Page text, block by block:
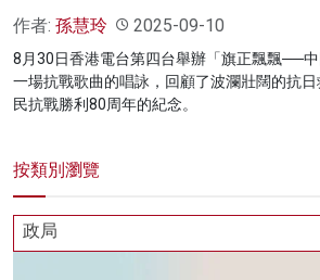
作者: 孫慧玲 2025-09-10
8月30日香港電台第四台舉辦「旗正飄飄──
一場抗戰歌曲的唱詠，回顧了波瀾壯闊的抗
民抗戰勝利80周年的紀念。
按類別瀏覽
政局